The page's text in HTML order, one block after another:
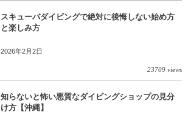
スキューバダイビングで絶対に後悔しない始め方
と楽しみ方
2026年2月2日
23709 views
知らないと怖い悪質なダイビングショップの見分
け方【沖縄】